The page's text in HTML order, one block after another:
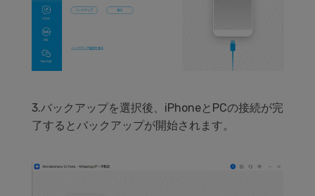
3.バックアップを選択後、iPhoneとPCの接続が完
了するとバックアップが開始されます。